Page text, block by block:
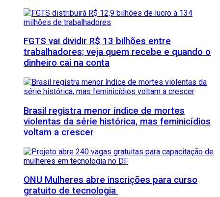
FGTS vai dividir R$ 13 bilhões entre
trabalhadores; veja quem recebe e quando o
dinheiro cai na conta
Brasil registra menor índice de mortes
violentas da série histórica, mas feminicídios
voltam a crescer
ONU Mulheres abre inscrições para curso
gratuito de tecnologia